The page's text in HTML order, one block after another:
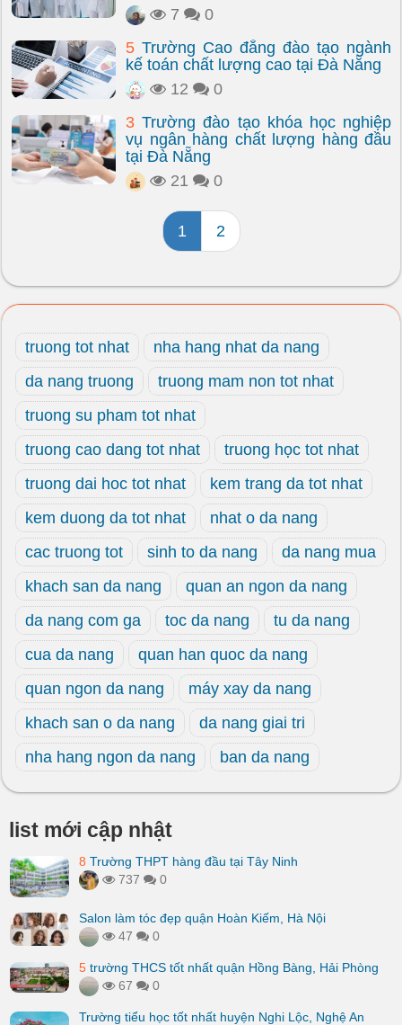
7
0
5 Trường Cao đẳng đào tạo ngành
kế toán chất lượng cao tại Đà Nẵng
12
0
3 Trường đào tạo khóa học nghiệp
vụ ngân hàng chất lượng hàng đầu
tại Đà Nẵng
21
0
1 2
truong tot nhat
nha hang nhat da nang
da nang truong
truong mam non tot nhat
truong su pham tot nhat
truong cao dang tot nhat
truong học tot nhat
truong dai hoc tot nhat
kem trang da tot nhat
kem duong da tot nhat
nhat o da nang
cac truong tot
sinh to da nang
da nang mua
khach san da nang
quan an ngon da nang
da nang com ga
toc da nang
tu da nang
cua da nang
quan han quoc da nang
quan ngon da nang
máy xay da nang
khach san o da nang
da nang giai tri
nha hang ngon da nang
ban da nang
list mới cập nhật
8 Trường THPT hàng đầu tại Tây Ninh
737
0
Salon làm tóc đẹp quận Hoàn Kiếm, Hà Nội
47
0
5 trường THCS tốt nhất quận Hồng Bàng, Hải Phòng
67
0
Trường tiểu học tốt nhất huyện Nghi Lộc, Nghệ An